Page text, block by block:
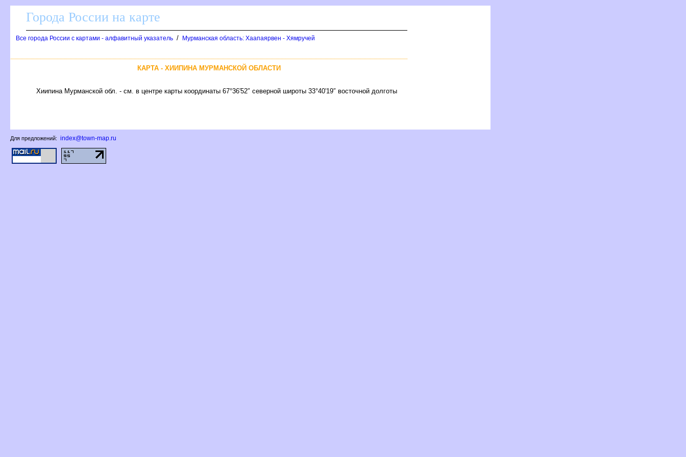
Города России на карте
се города России с картами - алфавитный указатель / Мурманская область: Хаапаярвен - Хямручей
КАРТА - ХИИПИНА МУРМАНСКОЙ ОБЛАСТИ
Хиипина Мурманской обл. - см. в центре карты координаты 67°36′52″ северной широты 33°40′19″ восточной долготы
Для предложений: index@town-map.ru